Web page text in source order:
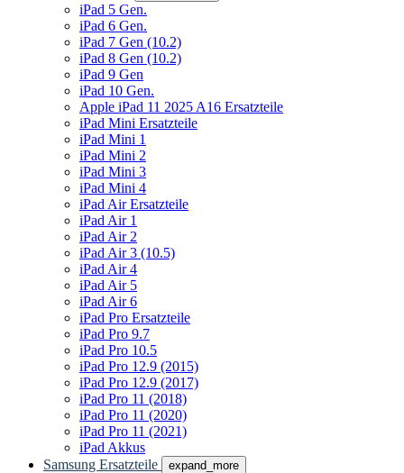
iPad 5 Gen.
iPad 6 Gen.
iPad 7 Gen (10.2)
iPad 8 Gen (10.2)
iPad 9 Gen
iPad 10 Gen.
Apple iPad 11 2025 A16 Ersatzteile
iPad Mini Ersatzteile
iPad Mini 1
iPad Mini 2
iPad Mini 3
iPad Mini 4
iPad Air Ersatzteile
iPad Air 1
iPad Air 2
iPad Air 3 (10.5)
iPad Air 4
iPad Air 5
iPad Air 6
iPad Pro Ersatzteile
iPad Pro 9.7
iPad Pro 10.5
iPad Pro 12.9 (2015)
iPad Pro 12.9 (2017)
iPad Pro 11 (2018)
iPad Pro 11 (2020)
iPad Pro 11 (2021)
iPad Akkus
Samsung Ersatzteile
expand_more